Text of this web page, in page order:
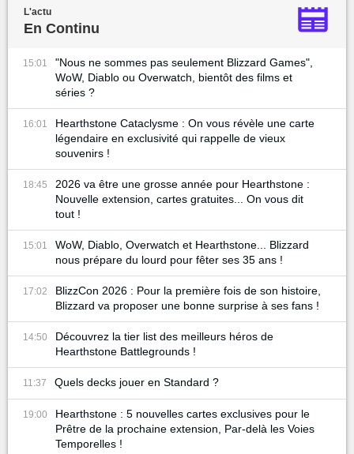
L'actu
En Continu
15:01
"Nous ne sommes pas seulement Blizzard Games",
WoW, Diablo ou Overwatch, bientôt des films et
séries ?
16:01
Hearthstone Cataclysme : On vous révèle une carte
légendaire en exclusivité qui rappelle de vieux
souvenirs !
18:45
2026 va être une grosse année pour Hearthstone :
Nouvelle extension, cartes gratuites... On vous dit
tout !
15:01
WoW, Diablo, Overwatch et Hearthstone... Blizzard
nous prépare du lourd pour fêter ses 35 ans !
17:02
BlizzCon 2026 : Pour la première fois de son histoire,
Blizzard va proposer une bonne surprise à ses fans !
14:50
Découvrez la tier list des meilleurs héros de
Hearthstone Battlegrounds !
11:37 Quels decks jouer en Standard ?
19:00
Hearthstone : 5 nouvelles cartes exclusives pour le
Prêtre de la prochaine extension, Par-delà les Voies
Temporelles !